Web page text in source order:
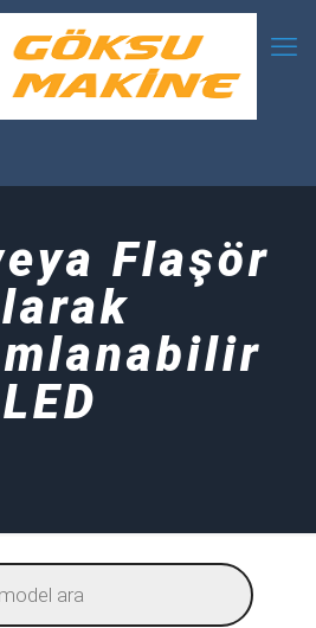
Flaşör
LED